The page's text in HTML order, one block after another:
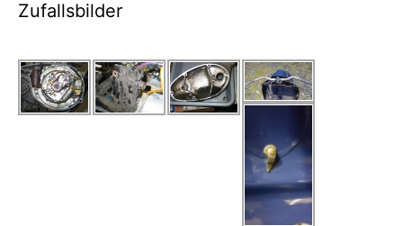
Zufallsbilder